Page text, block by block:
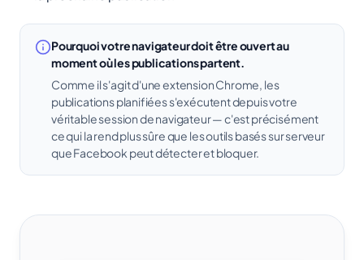
Pourquoi votre navigateur doit être ouvert au
moment où les publications partent.
Comme il s'agit d'une extension Chrome, les
publications planifiées s'exécutent depuis votre
véritable session de navigateur — c'est précisément
ce qui la rend plus sûre que les outils basés sur serveur
que Facebook peut détecter et bloquer.